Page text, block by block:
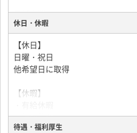
■試用期間
2か月(日給10,000円)
休日・休暇
【休日】
日曜・祝日
他希望日に取得
【休暇】
・特別休暇
待遇・福利厚生